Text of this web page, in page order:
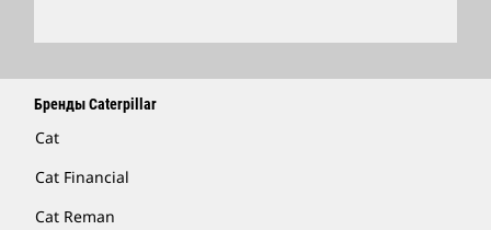
Бренды Caterpillar
Cat
Cat Financial
Cat Reman